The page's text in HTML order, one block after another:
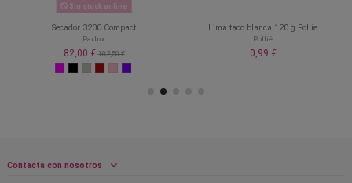
Sin stock online
Secador 3200 Compact
Parlux
82,00 € 102,50 €
Lima taco blanca 120 g Pollie
Pollié
0,99 €
Contacta con nosotros